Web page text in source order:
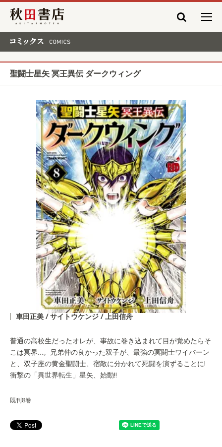
秋田書店
聖闘士星矢 冥王異伝 ダークウィング
車田正美 / サイトウケンジ / 上田信舟
普通の高校生だったオレが、事故に巻き込まれて目が覚めたらそ
こは冥界…。兄弟仲の良かった双子が、最強の冥闘士ワイバーン
と、双子座の黄金聖闘士、宿敵に分かれて死闘を演ずることに!
衝撃の「異世界転生」星矢、始動!!
既刊8巻